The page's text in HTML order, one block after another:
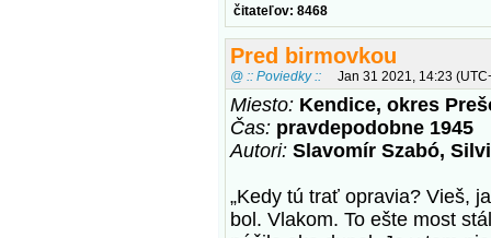
čitateľov: 8468
Pred birmovkou
@ :: Poviedky :: Jan 31 2021, 14:23
Miesto: Kendice, okres
Čas: pravdepodobne 1945
Autori: Slavomír Szabó,
„Kedy tú trať opravia? Vieš,
bol. Vlakom. To ešte most